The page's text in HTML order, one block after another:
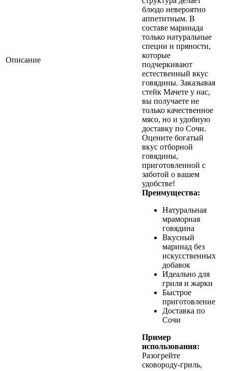
Описание
блюдо невероятно
аппетитным. В
составе маринада
только натуральные
специи и пряности,
которые
подчеркивают
естественный вкус
говядины. Заказывая
стейк Мачете у нас,
вы получаете не
только качественное
мясо, но и удобную
доставку по Сочи.
Оцените богатый
вкус отборной
говядины,
приготовленной с
заботой о вашем
удобстве!
Преимущества:
Натуральная
мраморная
говядина
Вкусный
маринад без
искусственных
добавок
Идеально для
гриля и жарки
Быстрое
приготовление
Доставка по
Сочи
Пример
использования:
Разогрейте
сковороду-гриль,